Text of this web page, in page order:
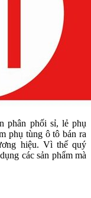
phân phối sỉ, lẻ phụ
phụ tùng ô tô bán ra
hiệu. Vì thế quý
các sản phẩm mà